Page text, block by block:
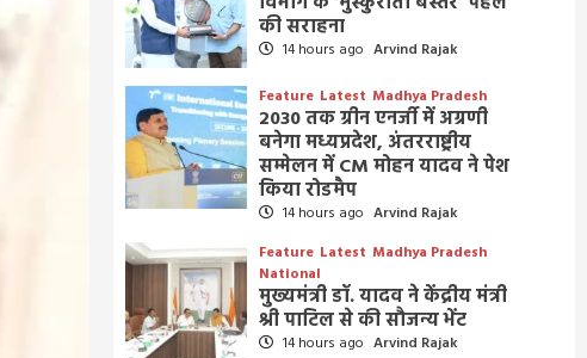
की सराहना
14 hours ago Arvind Rajak
Feature Latest Madhya Pradesh
2030 तक ग्रीन एनर्जी में अग्रणी
बनेगा मध्यप्रदेश, अंतरराष्ट्रीय
सम्मेलन में CM मोहन यादव ने पेश
किया रोडमैप
14 hours ago Arvind Rajak
Feature Latest Madhya Pradesh
National
मुख्यमंत्री डॉ. यादव ने केंद्रीय मंत्री
श्री पाटिल से की सौजन्य भेंट
14 hours ago Arvind Rajak